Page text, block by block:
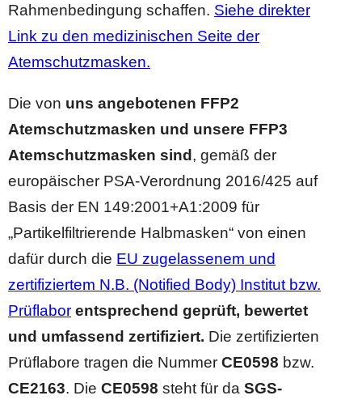
Rahmenbedingung schaffen. Siehe direkter
Link zu den medizinischen Seite der
Atemschutzmasken.
Die von uns angebotenen FFP2
Atemschutzmasken und unsere FFP3
Atemschutzmasken sind , gemäß der
europäischer PSA-Verordnung 2016/425 auf
Basis der EN 149:2001+A1:2009 für
„Partikelfiltrierende Halbmasken“ von einen
dafür durch die EU zugelassenem und
zertifiziertem N.B. (Notified Body) Institut bzw.
Prüflabor entsprechend geprüft, bewertet
und umfassend zertifiziert. Die zertifizierten
Prüflabore tragen die Nummer CE0598 bzw.
CE2163. Die CE0598 steht für da SGS-